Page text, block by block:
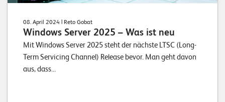
08. April 2024 | Reto Gobat
Windows Server 2025 – Was ist neu
Mit Windows Server 2025 steht der nächste LTSC (Long-
Term Servicing Channel) Release bevor. Man geht davon
aus, dass...